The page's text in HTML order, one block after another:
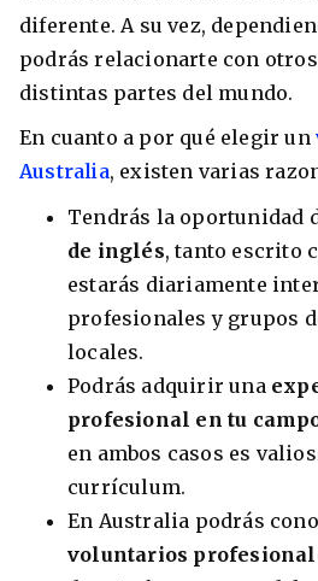
diferente. A su vez,
podrás relacionarte con
distintas partes del mundo.
En cuanto a por qué elegir un
Australia, existen varias
Tendrás la oportunidad
de inglés, tanto escrito
estarás diariamente
profesionales y grupos
locales.
Podrás adquirir una
profesional en tu
en ambos casos es
currículum.
En Australia podrás
voluntarios